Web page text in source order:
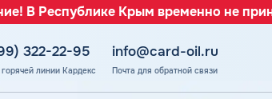
В Республике Крым временно не
322-22-95
линии Кардекс
info@card-oil.ru
Почта для обратной связи